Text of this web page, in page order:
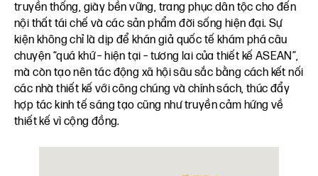
truyền thống, giày bền vững, trang phục dân tộc cho đến
nội thất tái chế và các sản phẩm đời sống hiện đại. Sự
kiện không chỉ là dịp để khán giả quốc tế khám phá câu
chuyện “quá khứ – hiện tại – tương lai của thiết kế ASEAN”,
mà còn tạo nên tác động xã hội sâu sắc bằng cách kết nối
các nhà thiết kế với công chúng và chính sách, thúc đẩy
hợp tác kinh tế sáng tạo cũng như truyền cảm hứng về
thiết kế vì cộng đồng.